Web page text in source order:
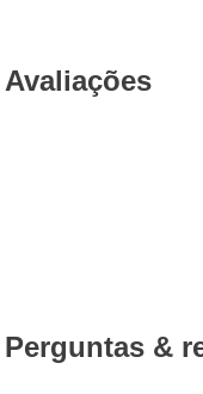
Avaliações
Perguntas &